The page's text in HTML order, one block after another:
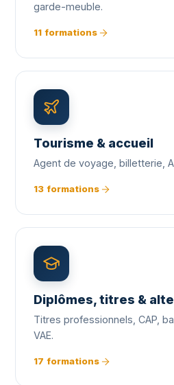
garde-meuble.
11 formations
Tourisme & accueil
Agent de voyage, billetterie,
13 formations
Diplômes, titres &
Titres professionnels, CAP,
VAE.
17 formations